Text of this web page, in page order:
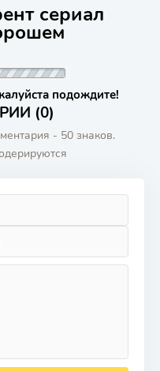
сериал
подождите!
(0)
- 50 знаков.